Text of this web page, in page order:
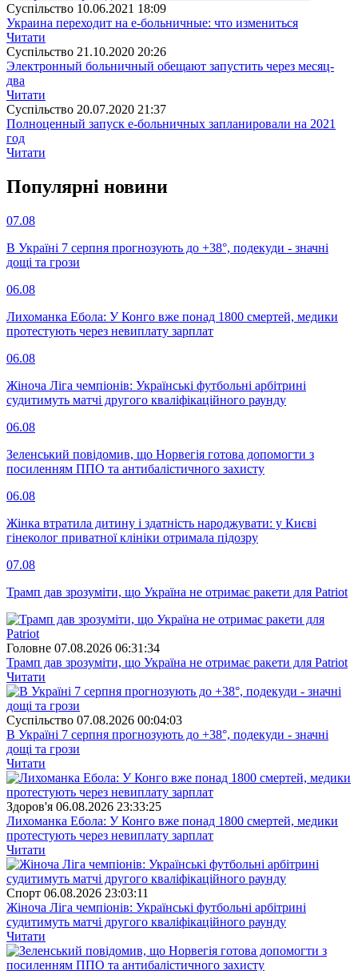
Суспiльство 10.06.2021 18:09
Украина переходит на е-больничные: что измениться
Читати
Суспiльство 21.10.2020 20:26
Электронный больничный обещают запустить через месяц-
два
Читати
Суспiльство 20.07.2020 21:37
Полноценный запуск е-больничных запланировали на 2021
год
Читати
Популярнi новини
07.08
В Україні 7 серпня прогнозують до +38°, подекуди - значні
дощі та грози
06.08
Лихоманка Ебола: У Конго вже понад 1800 смертей, медики
протестують через невиплату зарплат
06.08
Жіноча Ліга чемпіонів: Українські футбольні арбітрині
судитимуть матчі другого кваліфікаційного раунду
06.08
Зеленський повідомив, що Норвегія готова допомогти з
посиленням ППО та антибалістичного захисту
06.08
Жінка втратила дитину і здатність народжувати: у Києві
гінеколог приватної клініки отримала підозру
07.08
Трамп дав зрозуміти, що Україна не отримає ракети для Patriot
Головне 07.08.2026 06:31:34
Трамп дав зрозуміти, що Україна не отримає ракети для Patriot
Читати
Суспiльство 07.08.2026 00:04:03
В Україні 7 серпня прогнозують до +38°, подекуди - значні
дощі та грози
Читати
Здоров'я 06.08.2026 23:33:25
Лихоманка Ебола: У Конго вже понад 1800 смертей, медики
протестують через невиплату зарплат
Читати
Спорт 06.08.2026 23:03:11
Жіноча Ліга чемпіонів: Українські футбольні арбітрині
судитимуть матчі другого кваліфікаційного раунду
Читати